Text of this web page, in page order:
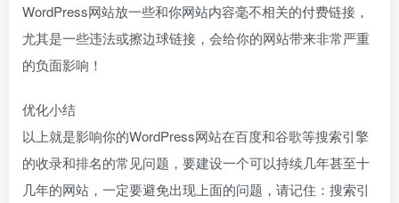
WordPress网站放一些和你网站内容毫不相关的付费链接，
尤其是一些违法或擦边球链接，会给你的网站带来非常严重
的负面影响！
优化小结
以上就是影响你的WordPress网站在百度和谷歌等搜索引擎
的收录和排名的常见问题，要建设一个可以持续几年甚至十
几年的网站，一定要避免出现上面的问题，请记住：搜索引